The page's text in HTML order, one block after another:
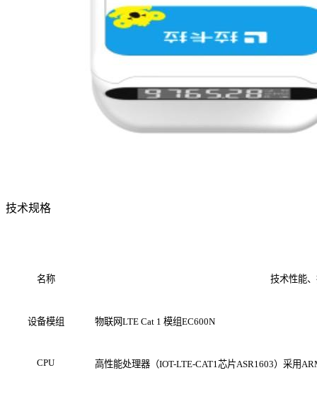
技术规格
名称 技术性能
设备模组 物联网LTE Cat 1 模组EC600N
CPU 高性能处理器（IOT-LTE-CAT1芯片ASR1603）采用